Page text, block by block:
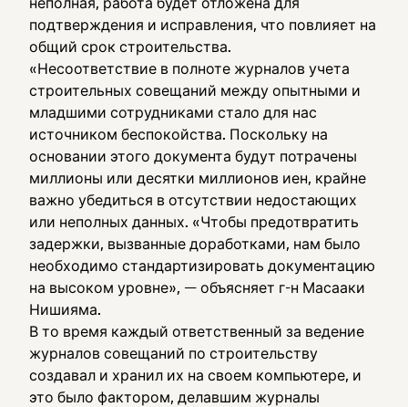
подтверждения и исправления, что повлияет на
общий срок строительства.
«Несоответствие в полноте журналов учета
строительных совещаний между опытными и
младшими сотрудниками стало для нас
источником беспокойства. Поскольку на
основании этого документа будут потрачены
миллионы или десятки миллионов иен, крайне
важно убедиться в отсутствии недостающих
или неполных данных. «Чтобы предотвратить
задержки, вызванные доработками, нам было
необходимо стандартизировать документацию
на высоком уровне», — объясняет г-н Масааки
Нишияма.
В то время каждый ответственный за ведение
журналов совещаний по строительству
создавал и хранил их на своем компьютере, и
это было фактором, делавшим журналы